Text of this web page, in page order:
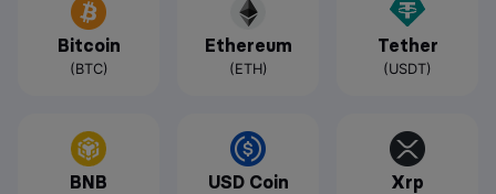
Bitcoin
(BTC)
Ethereum
(ETH)
Tether
(USDT)
BNB USD Coin Xrp